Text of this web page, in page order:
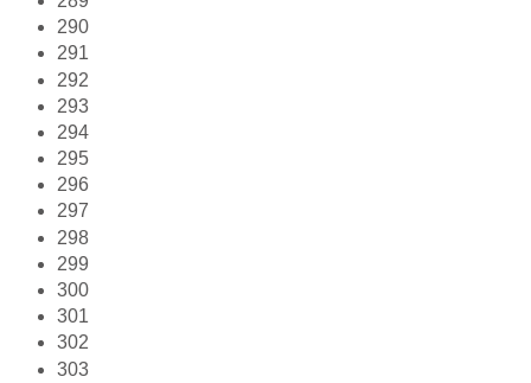
290
291
292
293
294
295
296
297
298
299
300
301
302
303